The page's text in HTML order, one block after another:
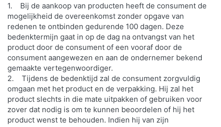
1. Bij de aankoop van producten heeft de consument de
mogelijkheid de overeenkomst zonder opgave van
redenen te ontbinden gedurende 100 dagen. Deze
bedenktermijn gaat in op de dag na ontvangst van het
product door de consument of een vooraf door de
consument aangewezen en aan de ondernemer bekend
gemaakte vertegenwoordiger.
2. Tijdens de bedenktijd zal de consument zorgvuldig
omgaan met het product en de verpakking. Hij zal het
product slechts in die mate uitpakken of gebruiken voor
zover dat nodig is om te kunnen beoordelen of hij het
product wenst te behouden. Indien hij van zijn